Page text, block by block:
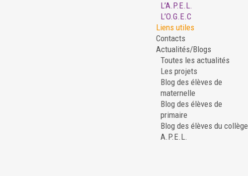
L’A.P.E.L.
L’O.G.E.C
Liens utiles
Contacts
Actualités/Blogs
Toutes les actualités
Les projets
Blog des élèves de
maternelle
Blog des élèves de
primaire
Blog des élèves du collège
A.P.E.L.